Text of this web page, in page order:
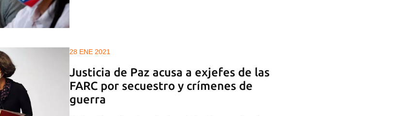
28 ENE 2021
Justicia de Paz acusa a exjefes de las
FARC por secuestro y crímenes de
guerra